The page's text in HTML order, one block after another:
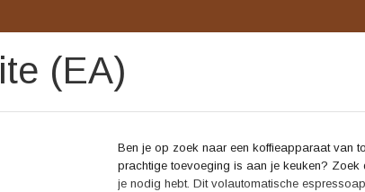
(EA)
Ben je op zoek naar een koffieapparaat van
prachtige toevoeging is aan je keuken? Zoek
je nodig hebt. Dit volautomatische